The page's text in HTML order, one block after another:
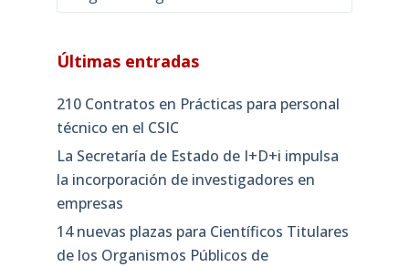
Últimas entradas
210 Contratos en Prácticas para personal
técnico en el CSIC
La Secretaría de Estado de I+D+i impulsa
la incorporación de investigadores en
empresas
14 nuevas plazas para Científicos Titulares
de los Organismos Públicos de